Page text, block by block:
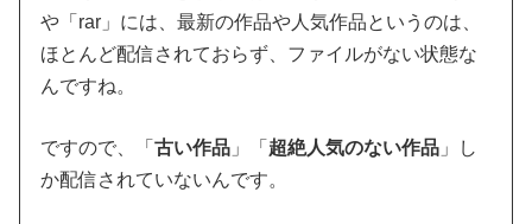
や「rar」には、最新の作品や人気作品というのは、
ほとんど配信されておらず、ファイルがない状態な
んですね。
ですので、「古い作品 」「 超絶人気のない作品 」し
か配信されていないんです。